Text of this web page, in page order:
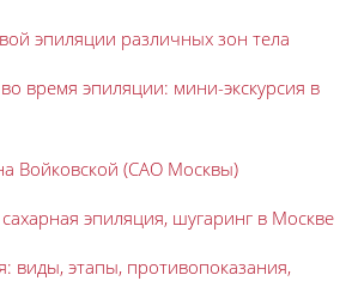
эпиляции различных зон тела
время эпиляции: мини-экскурсия в
Войковской (САО Москвы)
эпиляция, шугаринг в Москве
виды, этапы, противопоказания,